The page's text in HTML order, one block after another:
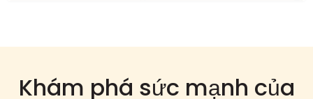
Khám phá sức mạnh của